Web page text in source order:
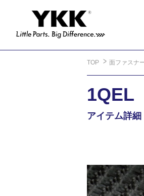
TOP 面ファスナ
1QEL
アイテム詳細